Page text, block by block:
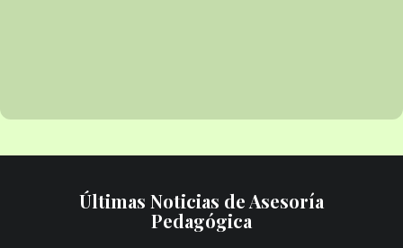
Últimas Noticias de Asesoría
Pedagógica